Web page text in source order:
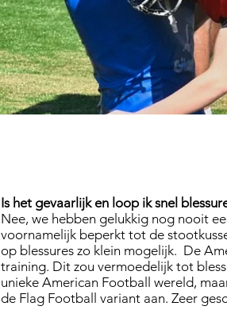
Is het gevaarlijk en loop ik snel
Nee, we hebben gelukkig nog nooit
voornamelijk beperkt tot de
op blessures zo klein mogelijk. De
training. Dit zou vermoedelijk tot
unieke American Football wereld,
de Flag Football variant aan. Zeer